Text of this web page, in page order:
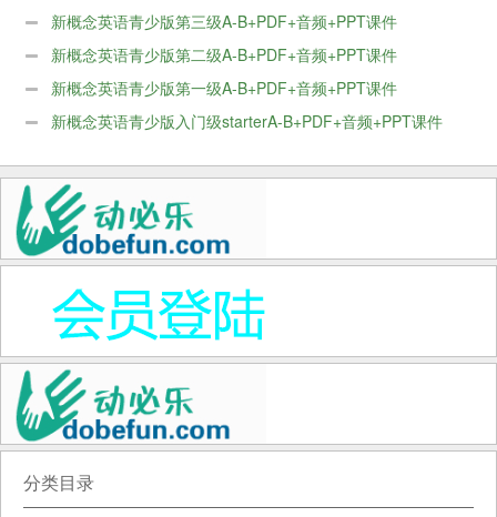
新概念英语青少版第三级A-B+PDF+音频+PPT课件
新概念英语青少版第二级A-B+PDF+音频+PPT课件
新概念英语青少版第一级A-B+PDF+音频+PPT课件
新概念英语青少版入门级starterA-B+PDF+音频+PPT课件
分类目录